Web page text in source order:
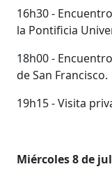
16h30 -
la Pontificia
18h00 -
de San Francisco.
19h15 - Visita
Miércoles 8 de